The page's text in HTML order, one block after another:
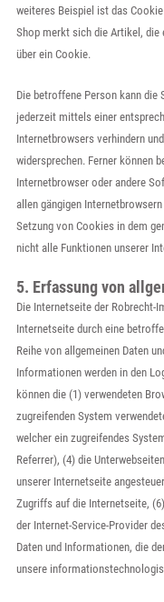
weiteres Beispiel ist das
Shop merkt sich die Artikel, die
über ein Cookie.
Die betroffene Person kann die
jederzeit mittels einer
Internetbrowsers verhindern
widersprechen. Ferner können
Internetbrowser oder andere
allen gängigen
Setzung von Cookies in dem
nicht alle Funktionen unserer
5. Erfassung von
Die Internetseite der
Internetseite durch eine
Reihe von allgemeinen Daten
Informationen werden in den
können die (1) verwendeten
zugreifenden System
welcher ein zugreifendes
Referrer), (4) die
unserer Internetseite
Zugriffs auf die Internetseite,
der Internet-Service-Provider
Daten und Informationen, die
unsere